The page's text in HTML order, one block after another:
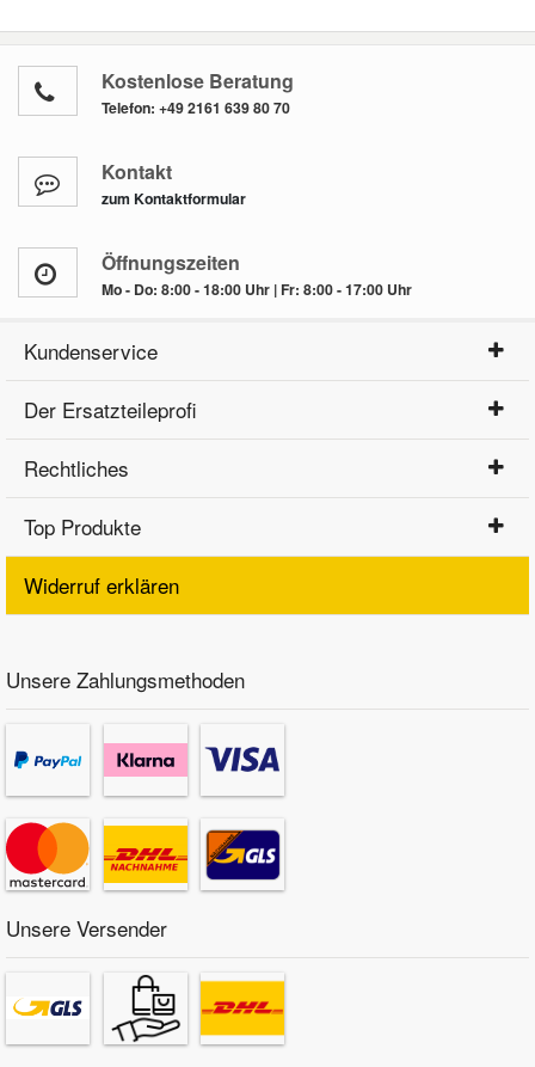
Kostenlose Beratung
Telefon: +49 2161 639 80 70
Kontakt
zum Kontaktformular
Öffnungszeiten
Mo - Do: 8:00 - 18:00 Uhr | Fr: 8:00 - 17:00 Uhr
Kundenservice
Der Ersatzteileprofi
Rechtliches
Top Produkte
Widerruf erklären
Unsere Zahlungsmethoden
Unsere Versender